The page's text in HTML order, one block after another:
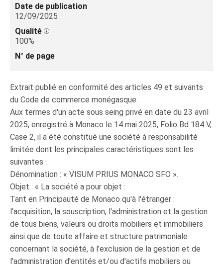
Date de publication
12/09/2025
Qualité
100%
N° de page
Extrait publié en conformité des articles 49 et suivants
du Code de commerce monégasque.
Aux termes d'un acte sous seing privé en date du 23 avril
2025, enregistré à Monaco le 14 mai 2025, Folio Bd 184 V,
Case 2, il a été constitué une société à responsabilité
limitée dont les principales caractéristiques sont les
suivantes :
Dénomination : « VISUM PRIUS MONACO SFO ».
Objet : « La société a pour objet :
Tant en Principauté de Monaco qu'à l'étranger :
l'acquisition, la souscription, l'administration et la gestion
de tous biens, valeurs ou droits mobiliers et immobiliers
ainsi que de toute affaire et structure patrimoniale
concernant la société, à l'exclusion de la gestion et de
l'administration d'entités et/ou d'actifs mobiliers ou